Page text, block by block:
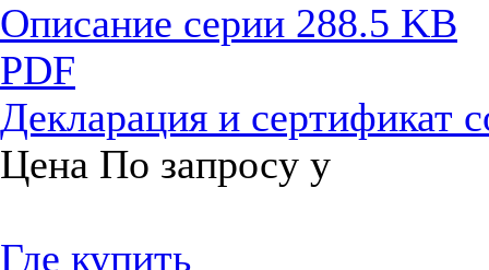
Описание серии 288.5 KB
PDF
Декларация и сертификат
Цена По запросу у
Где купить